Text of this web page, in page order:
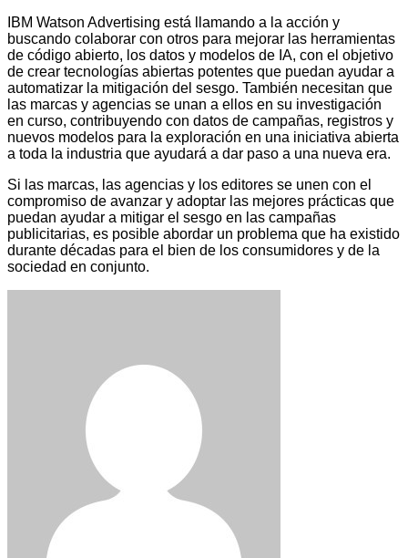
IBM Watson Advertising está llamando a la acción y
buscando colaborar con otros para mejorar las herramientas
de código abierto, los datos y modelos de IA, con el objetivo
de crear tecnologías abiertas potentes que puedan ayudar a
automatizar la mitigación del sesgo. También necesitan que
las marcas y agencias se unan a ellos en su investigación
en curso, contribuyendo con datos de campañas, registros y
nuevos modelos para la exploración en una iniciativa abierta
a toda la industria que ayudará a dar paso a una nueva era.
Si las marcas, las agencias y los editores se unen con el
compromiso de avanzar y adoptar las mejores prácticas que
puedan ayudar a mitigar el sesgo en las campañas
publicitarias, es posible abordar un problema que ha existido
durante décadas para el bien de los consumidores y de la
sociedad en conjunto.